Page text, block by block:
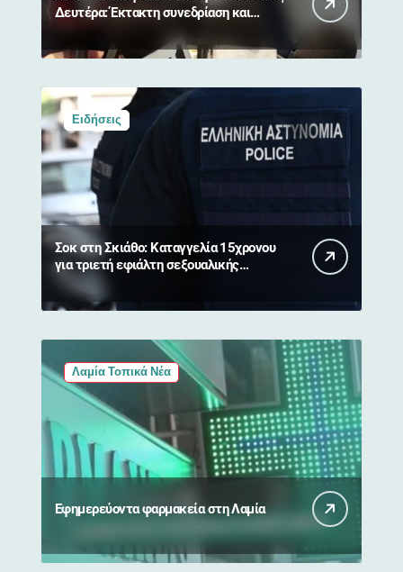
Δευτέρα: Έκτακτη συνεδρίαση και
απαγόρευση κυκλοφορίας σε δάση
Ειδήσεις
Σοκ στη Σκιάθο: Καταγγελία 15χρονου
για τριετή εφιάλτη σεξουαλικής
κακοποίησης και εκβιασμών από
17χρονο
Λαμία Τοπικά Νέα
Εφημερεύοντα φαρμακεία στη Λαμία